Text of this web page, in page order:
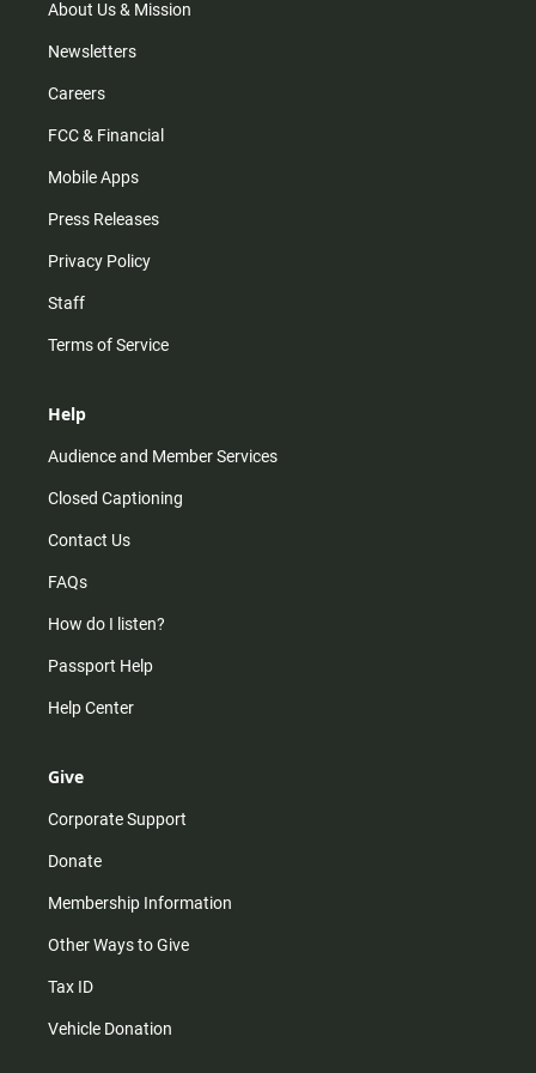
m
About Us & Mission
Newsletters
Careers
FCC & Financial
Mobile Apps
Press Releases
Privacy Policy
Staff
Terms of Service
Help
Audience and Member Services
Closed Captioning
Contact Us
FAQs
How do I listen?
Passport Help
Help Center
Give
Corporate Support
Donate
Membership Information
Other Ways to Give
Tax ID
Vehicle Donation